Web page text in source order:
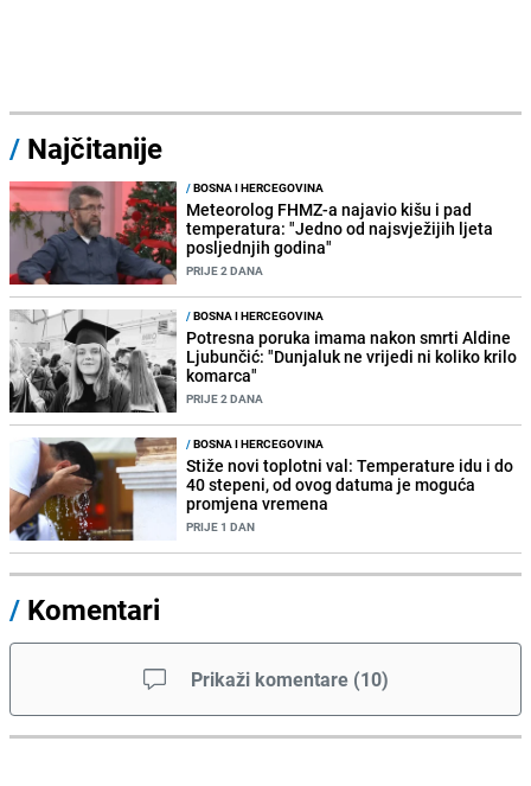
/ Najčitanije
/BOSNA I HERCEGOVINA
Meteorolog FHMZ-a najavio kišu i pad
temperatura: "Jedno od najsvježijih ljeta
posljednjih godina"
PRIJE 2 DANA
/BOSNA I HERCEGOVINA
Potresna poruka imama nakon smrti Aldine
Ljubunčić: "Dunjaluk ne vrijedi ni koliko krilo
komarca"
PRIJE 2 DANA
/BOSNA I HERCEGOVINA
Stiže novi toplotni val: Temperature idu i do
40 stepeni, od ovog datuma je moguća
promjena vremena
PRIJE 1 DAN
/ Komentari
Prikaži komentare (10)